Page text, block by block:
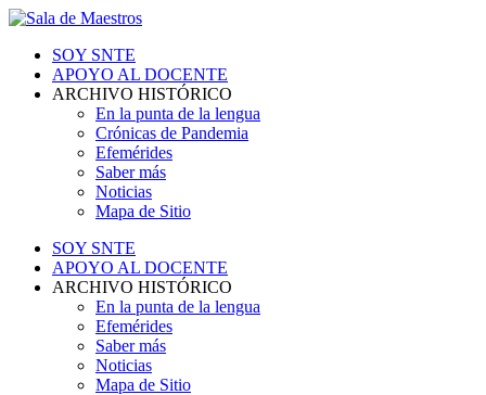
SOY SNTE
APOYO AL DOCENTE
ARCHIVO HISTÓRICO
En la punta de la lengua
Crónicas de Pandemia
Efemérides
Saber más
Noticias
Mapa de Sitio
SOY SNTE
APOYO AL DOCENTE
ARCHIVO HISTÓRICO
En la punta de la lengua
Efemérides
Saber más
Noticias
Mapa de Sitio